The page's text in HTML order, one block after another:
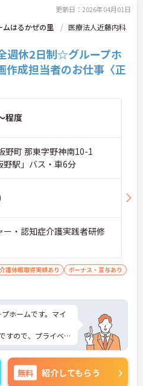
更新日：2026年04月01日
ムはるかぜの里
医療法人近藤内科
週休2日制☆グループホ
作成担当者のお仕事〈正
程度
野町 那東字野神南10-1
野駅」バス・車6分
・認知症介護実践者研修
護休暇取得実績あり
ボーナス・賞与あり
ホームです。マイ
すので、プライベ
価されてしっかり
イントなど、さら
無料 紹介してもらう